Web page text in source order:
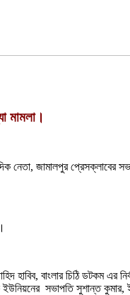
মামলা।
নেতা, জামালপুর
হাবিব, বাংলার চিঠি ডটকম এর
সভাপতি সুশান্ত কুমার,